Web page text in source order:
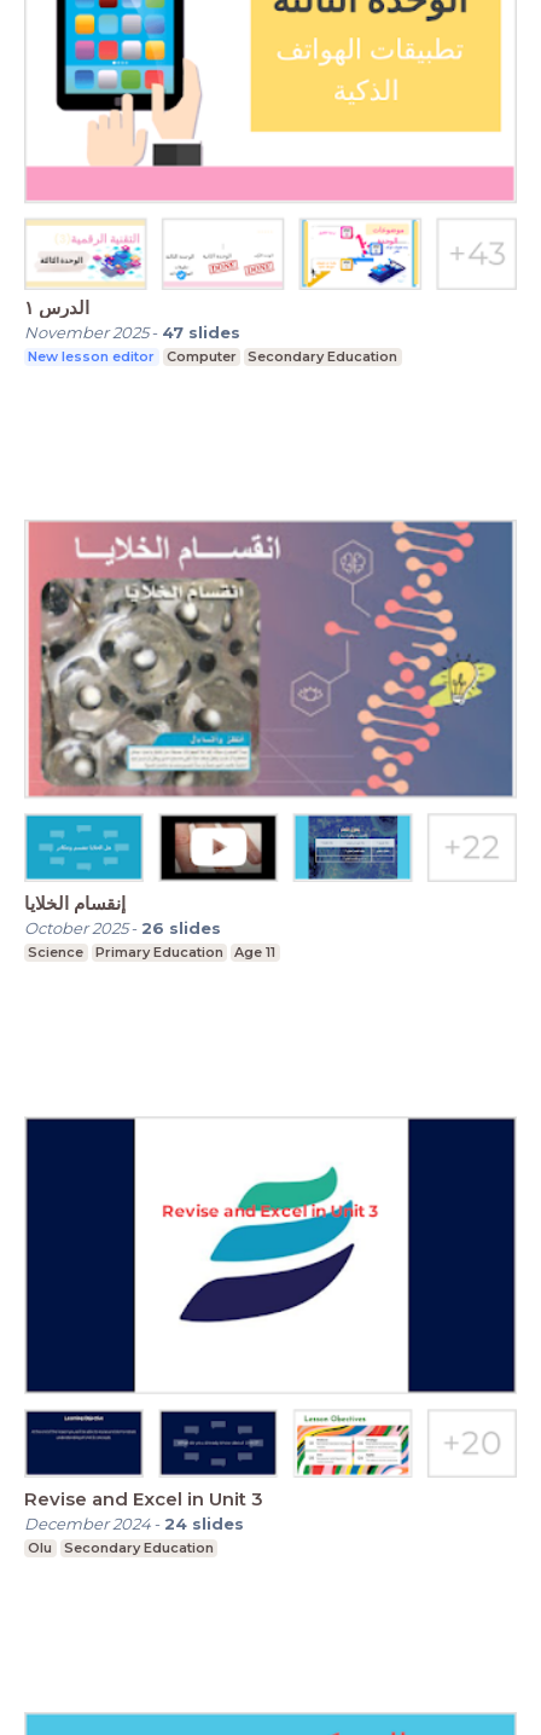
الدرس ١
November 2025- 47 slides
New lesson editor Computer Secondary Education
إنقسام الخلايا
October 2025- 26 slides
Science Primary Education Age 11
Revise and Excel in Unit 3
December 2024- 24 slides
Olu Secondary Education